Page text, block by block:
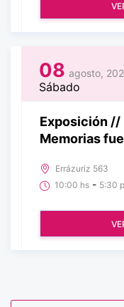
08 agosto,
Sábado
Exposición //
Memorias
Errázuriz 563
10:00 hs - 5:30